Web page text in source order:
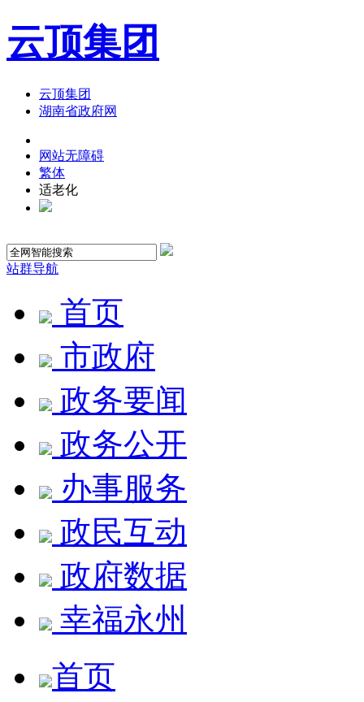
云顶集团
云顶集团
湖南省政府网
网站无障碍
繁体
适老化
站群导航
首页
市政府
政务要闻
政务公开
办事服务
政民互动
政府数据
幸福永州
首页